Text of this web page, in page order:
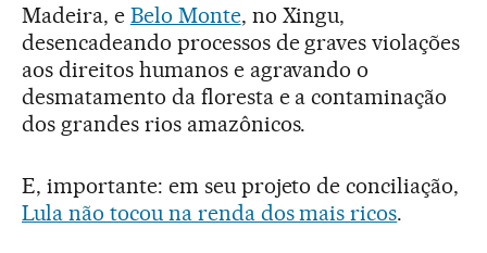
Madeira, e Belo Monte, no Xingu,
desencadeando processos de graves violações
aos direitos humanos e agravando o
desmatamento da floresta e a contaminação
dos grandes rios amazônicos.
E, importante: em seu projeto de conciliação,
Lula não tocou na renda dos mais ricos.